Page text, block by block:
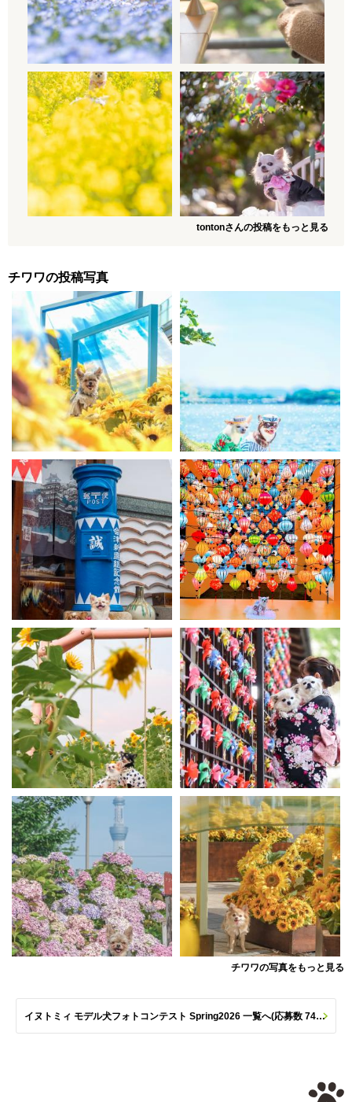
tontonさんの投稿をもっと見る
チワワの投稿写真
チワワの写真をもっと見る
イヌトミィ モデル犬フォトコンテスト Spring2026 一覧へ(応募数 747枚)